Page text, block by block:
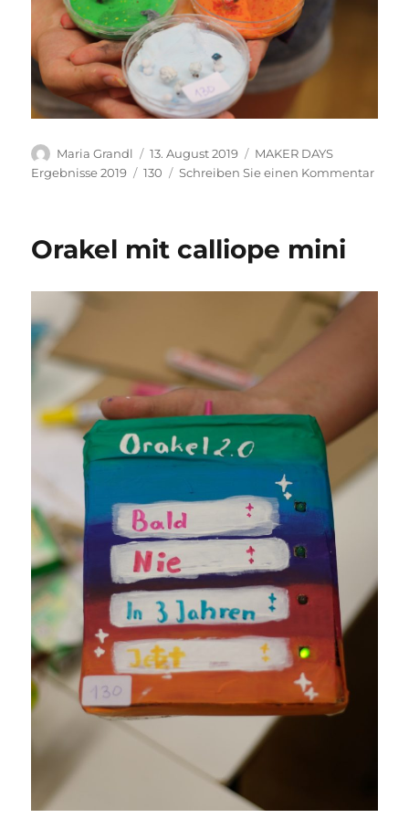
Autor
Maria Grandl
Veröffentlicht
am
13. August 2019 Kategorien
MAKER DAYS
Ergebnisse 2019
Schlagwörter
130 Schreiben Sie einen Kommentarzu
Orakel mit calliope mini